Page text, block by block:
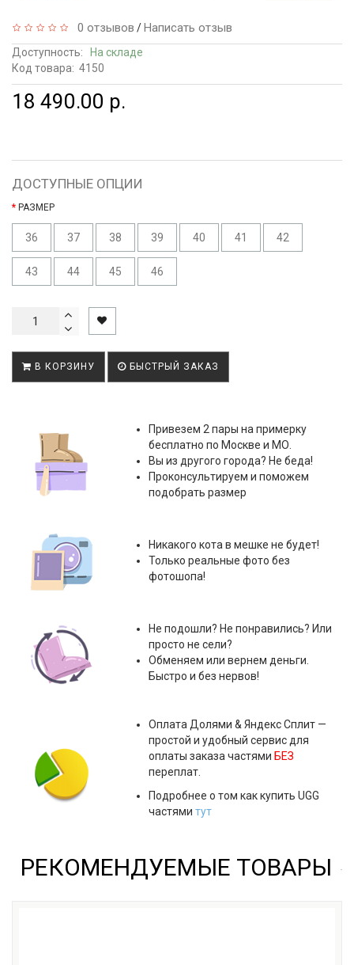
0 отзывов /Написать отзыв
Доступность:
На складе
Код товара: 4150
18 490.00 р.
ДОСТУПНЫЕ ОПЦИИ
РАЗМЕР
36 37 38 39 40 41 42
43 44 45 46
В КОРЗИНУ БЫСТРЫЙ ЗАКАЗ
Привезем 2 пары на примерку
бесплатно по Москве и МО.
Вы из другого города? Не беда!
Проконсультируем и поможем
подобрать размер
Никакого кота в мешке не будет!
Только реальные фото без
фотошопа!
Не подошли? Не понравились? Или
просто не сели?
Обменяем или вернем деньги.
Быстро и без нервов!
ОплатаДолями & Яндекс Сплит —
простой и удобный сервис для
оплаты заказа частями БЕЗ
переплат.
Подробнее о том как купить UGG
частями тут
РЕКОМЕНДУЕМЫЕ ТОВАРЫ